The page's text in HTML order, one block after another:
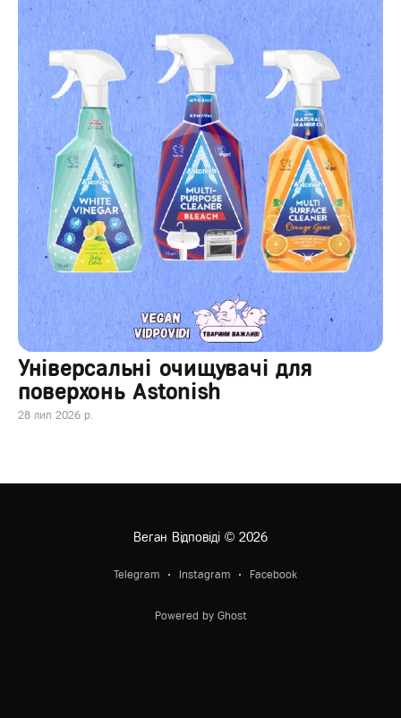
Універсальні очищувачі для
поверхонь Astonish
28 лип 2026 р.
Веган Відповіді© 2026
Telegram Instagram Facebook
Powered by Ghost